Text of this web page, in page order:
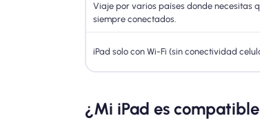
Viaje por varios países donde necesitas
siempre conectados.
iPad solo con Wi-Fi (sin conectividad
¿Mi iPad es